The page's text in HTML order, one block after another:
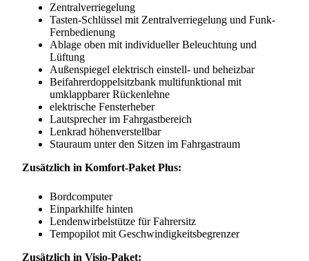
Zentralverriegelung
Tasten-Schlüssel mit Zentralverriegelung und Funk-
Fernbedienung
Ablage oben mit individueller Beleuchtung und
Lüftung
Außenspiegel elektrisch einstell- und beheizbar
Beifahrerdoppelsitzbank multifunktional mit
umklappbarer Rückenlehne
elektrische Fensterheber
Lautsprecher im Fahrgastbereich
Lenkrad höhenverstellbar
Stauraum unter den Sitzen im Fahrgastraum
Zusätzlich in Komfort-Paket Plus:
Bordcomputer
Einparkhilfe hinten
Lendenwirbelstütze für Fahrersitz
Tempopilot mit Geschwindigkeitsbegrenzer
Zusätzlich in Visio-Paket: